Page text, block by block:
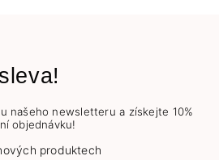
našeho newsletteru a získejte 10%
objednávku!
produktech